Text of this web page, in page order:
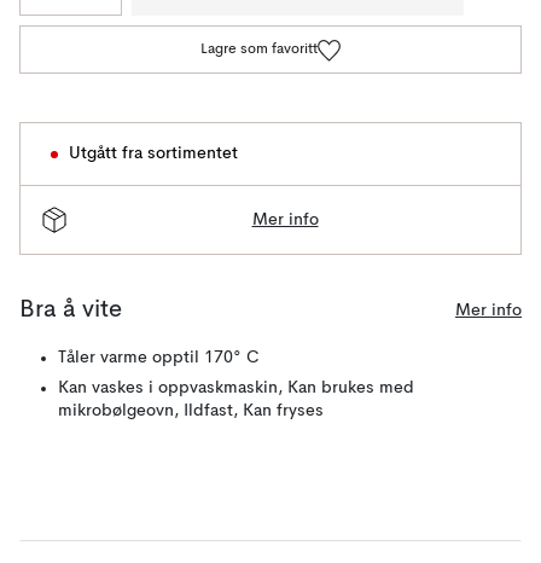
Lagre som favoritt
Utgått fra sortimentet
Mer info
Bra å vite Mer info
Tåler varme opptil 170° C
Kan vaskes i oppvaskmaskin, Kan brukes med
mikrobølgeovn, Ildfast, Kan fryses